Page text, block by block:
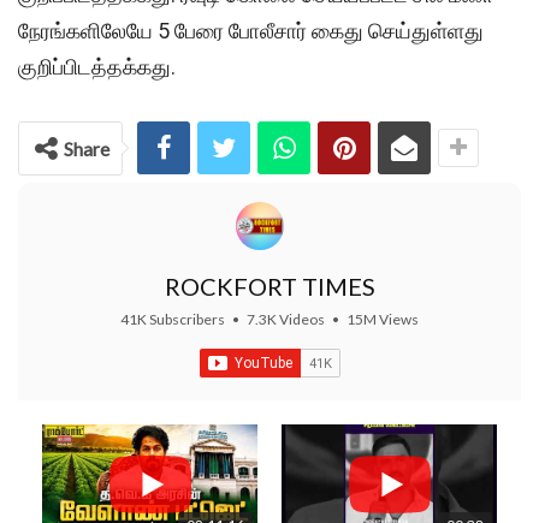
நேரங்களிலேயே 5 பேரை போலீசார் கைது செய்துள்ளது
குறிப்பிடத்தக்கது.
Share
ROCKFORT TIMES
41K Subscribers • 7.3K Videos • 15M Views